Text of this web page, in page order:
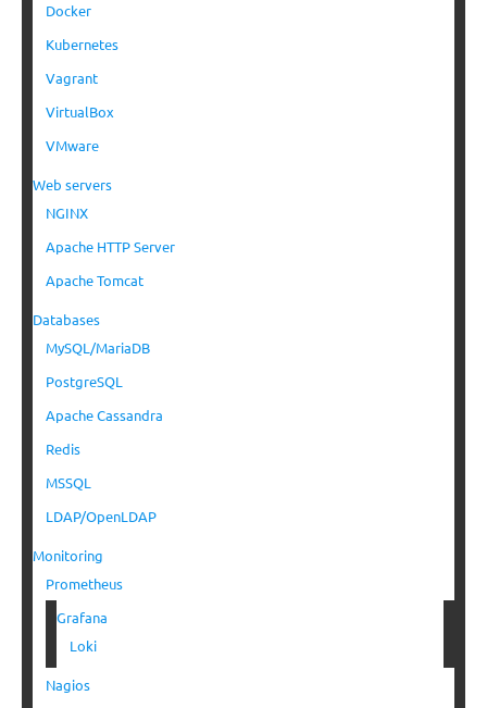
Docker
Kubernetes
Vagrant
VirtualBox
VMware
Web servers
NGINX
Apache HTTP Server
Apache Tomcat
Databases
MySQL/MariaDB
PostgreSQL
Apache Cassandra
Redis
MSSQL
LDAP/OpenLDAP
Monitoring
Prometheus
Grafana
Loki
Nagios